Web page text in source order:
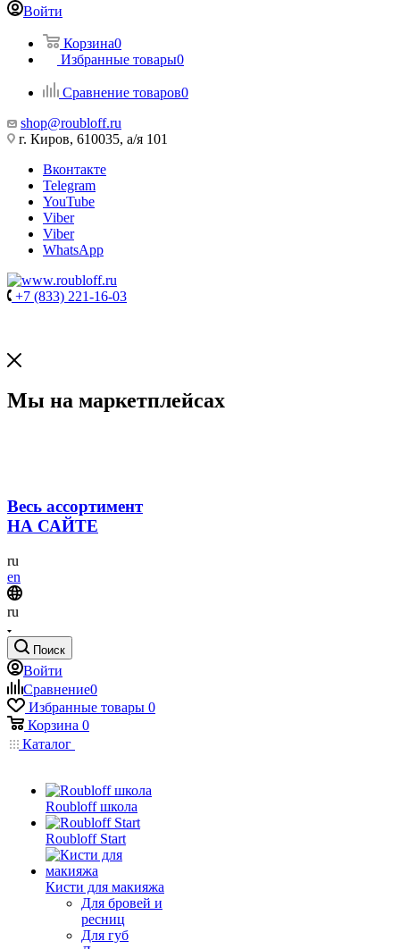
Войти
Корзина0
Избранные товары0
Сравнение товаров0
shop@roubloff.ru
г. Киров, 610035, а/я 101
Вконтакте
Telegram
YouTube
Viber
Viber
WhatsApp
+7 (833) 221-16-03
Мы на маркетплейсах
Весь ассортимент
НА САЙТЕ
ru
en
ru
Поиск
Войти
Сравнение0
Избранные товары 0
Корзина 0
Каталог
Roubloff школа
Roubloff Start
Кисти для макияжа
Для бровей и
ресниц
Для губ